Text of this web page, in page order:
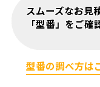
スムーズなお見
「型番」をご確
型番の調べ方は